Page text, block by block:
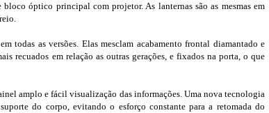
óptico principal com projetor. As lanternas são as mesmas em
todas as versões. Elas mesclam acabamento frontal diamantado e
recuados em relação as outras gerações, e fixados na porta, o que
amplo e fácil visualização das informações. Uma nova tecnologia
do corpo, evitando o esforço constante para a retomada do